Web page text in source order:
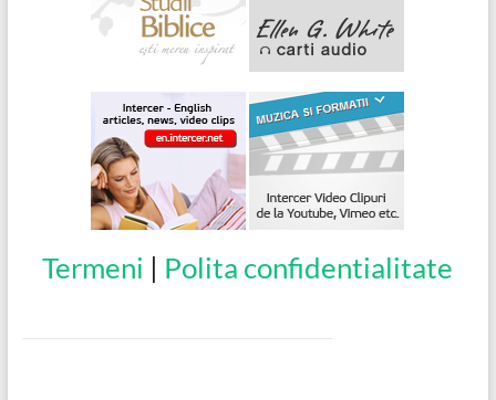
Termeni | Polita confidentialitate